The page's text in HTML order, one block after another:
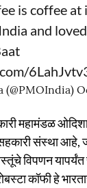
is coffee at
and
(@PMOIndia)
महामंडळ
संस्था आहे,
विपणन यापर्यंत
कॉफी हे